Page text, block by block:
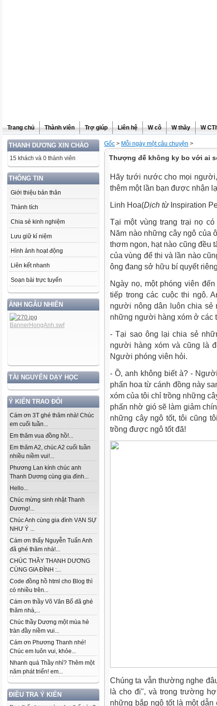
Trang chủ Thành viên Trợ giúp Liên hệ W cô W thầy W
THANH DƯƠNG XIN CHÀO
15 khách và 0 thành viên
THÔNG TIN
Giới thiệu bản thân
Thành tích
Chia sẻ kinh nghiệm
Lưu giữ kỉ niệm
Hình ảnh hoạt động
Liên kết nhanh
Soạn bài trực tuyến
ẢNH NGẪU NHIÊN
TÀI NGUYÊN DẠY HỌC
Ý KIẾN TRAO ĐỔI
Cám ơn 3T ghé thăm nhà! Chúc
em cuối tuần...
Em thăm vua đồng hồ!...
Em thăm A2, chúc A2 cuối tuần
nhiều niềm vui!...
Phương Lan kính chúc anh
Thanh Dương cùng gia đình...
Hello...
Chúc mừng sinh nhật Thanh
Dương!...
Chúc Anh cùng gia đình VẠN SỰ
NHƯ Ý ...
Cám ơn thấy Nguyễn Tuấn Anh
đã ghé thăm nhà!...
CHÚC THẦY THANH DƯƠNG
CÙNG GIA ĐÌNH :...
Code đồng hồ html cho Blog thì
có nhiều trên...
Cám ơn thầy Võ Văn Bổ đã ghé
thăm nhà,...
Chúc thầy Dương một mùa hè
tràn đầy niềm vui...
Cám ơn Phương Thanh nhé!
Chúc em luôn vui, khỏe...
Nhanh quá Thầy nhỉ? Thêm một
năm phát triển! em...
ĐIỀU TRA Ý KIẾN
Gốc > Mỗi ngày một câu chuyện >
Thượng đế không ky bo với ai
Hãy tưới nước cho mọi
thêm một lần bạn được nhận
Linh Hoa(Dịch từInspiration
Tại một vùng trang trại nọ
Năm nào những cây ngô của
thơm ngon, hạt nào cũng đều
của vùng để thi và lần nào
ông đang sở hữu bí quyết
Ngày nọ, một phóng viên
tiếp trong các cuộc thi ngô.
người nông dân luôn chia sẻ
những người hàng xóm ở các
- Tại sao ông lại chia sẻ
người hàng xóm và cũng là
Người phóng viên hỏi.
- Ồ, anh không biết à? -
phấn hoa từ cánh đồng này
xóm của tôi chỉ trồng những
phấn nhờ gió sẽ làm giảm
những cây ngô tốt, tôi cũng
trồng được ngô tốt đã!
Chúng ta vẫn thường nghe
là cho đi", và trong trường
những bắp ngô tốt là một